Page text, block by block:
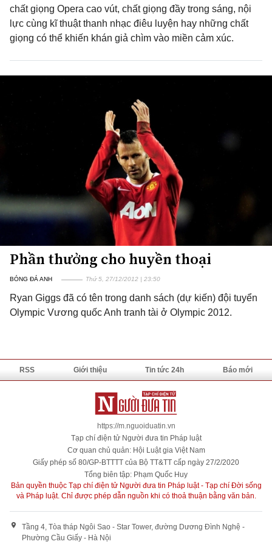
chất giọng Opera cao vút, chất giọng đầy trong sáng, nội
lực cùng kĩ thuật thanh nhạc điêu luyện hay những chất
giọng có thể khiến khán giả chìm vào miền cảm xúc.
Phần thưởng cho huyền thoại
BÓNG ĐÁ ANH Thứ 5, 27/12/2012 | 23:50
Ryan Giggs đã có tên trong danh sách (dự kiến) đội tuyển
Olympic Vương quốc Anh tranh tài ở Olympic 2012.
RSS Giới thiệu Tin tức 24h Báo mới
https://m.nguoiduatin.vn
Tạp chí điện tử Người đưa tin Pháp luật
Cơ quan chủ quản: Hội Luật gia Việt Nam
Giấy phép số 80/GP-BTTTT của Bộ TT&TT cấp ngày 27/2/2020
Tổng biên tập: Phạm Quốc Huy
Bản quyền thuộc Tạp chí điện tử Người đưa tin Pháp luật - Tạp chí Đời sống
và Pháp luật. Chỉ được phép dẫn nguồn khi có thoả thuận bằng văn bản.
Tầng 4, Tòa tháp Ngôi Sao - Star Tower, đường Dương Đình Nghệ -
Phường Cầu Giấy - Hà Nội